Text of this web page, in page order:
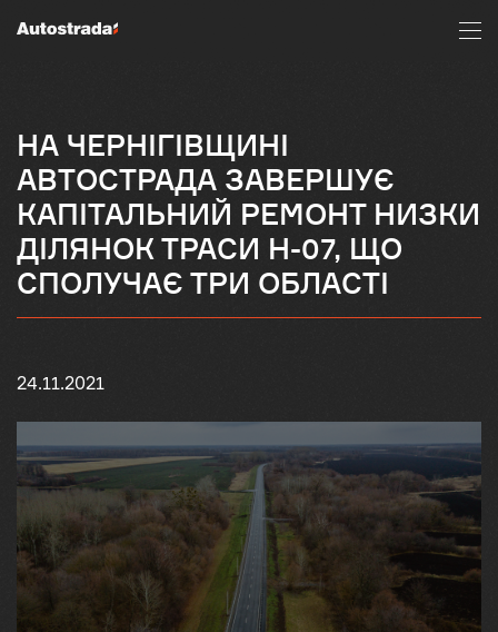
НА ЧЕРНІГІВЩИНІ
АВТОСТРАДА ЗАВЕРШУЄ
КАПІТАЛЬНИЙ РЕМОНТ НИЗКИ
ДІЛЯНОК ТРАСИ Н-07, ЩО
СПОЛУЧАЄ ТРИ ОБЛАСТІ
24.11.2021